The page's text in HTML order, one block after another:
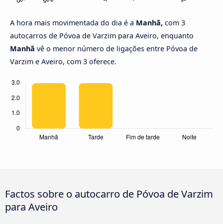
A hora mais movimentada do dia é a Manhã, com 3
autocarros de Póvoa de Varzim para Aveiro, enquanto
Manhã vê o menor número de ligações entre Póvoa de
Varzim e Aveiro, com 3 oferece.
Factos sobre o autocarro de Póvoa de Varzim
para Aveiro